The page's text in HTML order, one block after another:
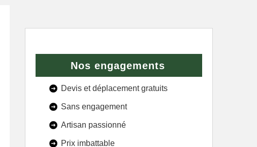
Nos engagements
Devis et déplacement gratuits
Sans engagement
Artisan passionné
Prix imbattable